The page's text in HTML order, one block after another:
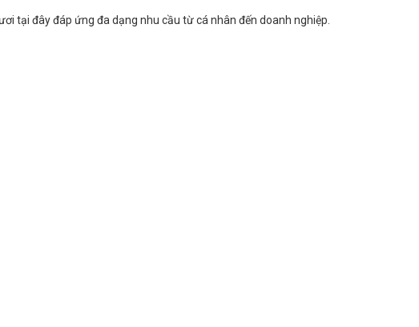
tại đây đáp ứng đa dạng nhu cầu từ cá nhân đến doanh nghiệp.